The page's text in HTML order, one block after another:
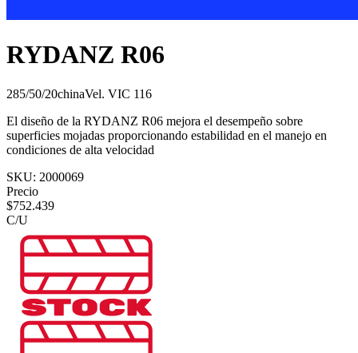
RYDANZ R06
285/50/20chinaVel. VIC 116
El diseño de la RYDANZ R06 mejora el desempeño sobre
superficies mojadas proporcionando estabilidad en el manejo en
condiciones de alta velocidad
SKU: 2000069
Precio
$752.439
C/U